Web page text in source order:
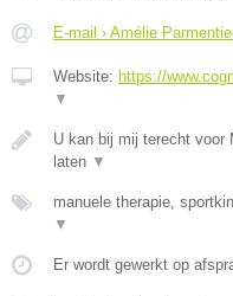
E-mail › Amélie
Website: https://
▼
U kan bij mij terecht voor
laten ▼
manuele therapie,
▼
Er wordt gewerkt op